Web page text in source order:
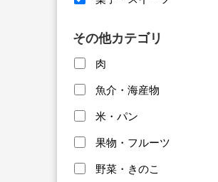
その他カテゴリ
肉
魚介・海産物
米・パン
果物・フルーツ
野菜・きのこ